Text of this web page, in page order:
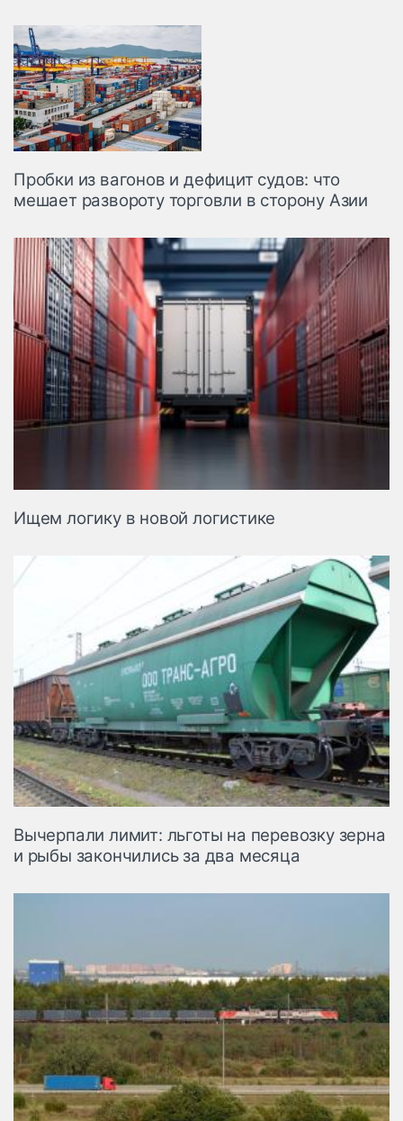
Пробки из вагонов и дефицит судов: что
мешает развороту торговли в сторону Азии
Ищем логику в новой логистике
Вычерпали лимит: льготы на перевозку зерна
и рыбы закончились за два месяца